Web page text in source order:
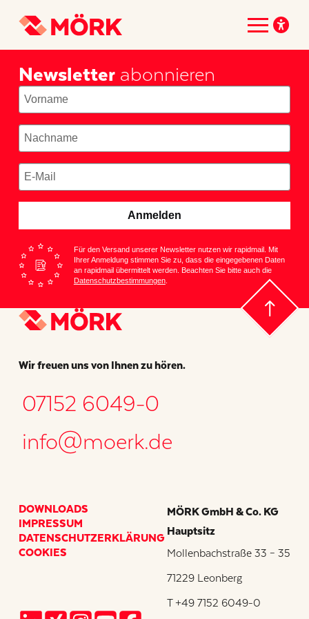
Newsletterabonnieren
Anmelden
Für den Versand unserer Newsletter nutzen wir rapidmail. Mit
Ihrer Anmeldung stimmen Sie zu, dass die eingegebenen Daten
an rapidmail übermittelt werden. Beachten Sie bitte auch die
Datenschutzbestimmungen.
Wir freuen uns von Ihnen zu hören.
07152 6049-0
info@moerk.de
DOWNLOADS
IMPRESSUM
DATENSCHUTZERKLÄRUNG
COOKIES
MÖRK GmbH & Co. KG
Hauptsitz
Mollenbachstraße 33 – 35
71229 Leonberg
T +49 7152 6049-0